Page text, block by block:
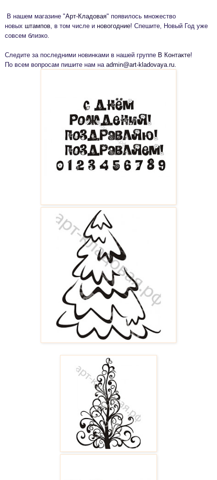
В нашем магазине "Арт-Кладовая" появилось множество
новых штампов, в том числе и новогодние! Спешите, Новый Год уже
совсем близко.
Следите за последними новинками в нашей группе В Контакте!
По всем вопросам пишите нам на admin@art-kladovaya.ru.